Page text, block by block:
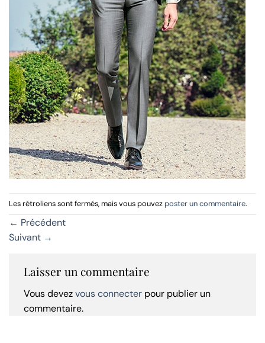
Les rétroliens sont fermés, mais vous pouvez poster un commentaire.
← Précédent
Suivant →
Laisser un commentaire
Vous devezvous connecter pour publier un
commentaire.